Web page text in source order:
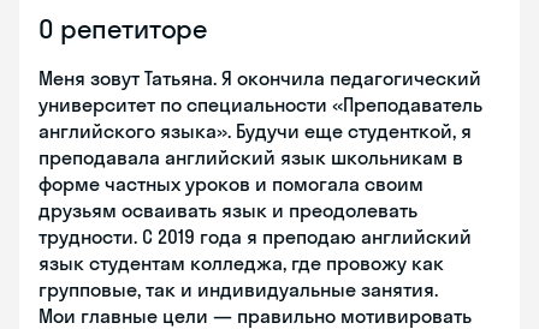
О репетиторе
Меня зовут Татьяна. Я окончила педагогический
университет по специальности «Преподаватель
английского языка». Будучи еще студенткой, я
преподавала английский язык школьникам в
форме частных уроков и помогала своим
друзьям осваивать язык и преодолевать
трудности. С 2019 года я преподаю английский
язык студентам колледжа, где провожу как
групповые, так и индивидуальные занятия.
Мои главные цели — правильно мотивировать